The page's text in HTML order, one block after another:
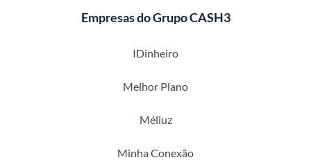
Empresas do Grupo CASH3
IDinheiro
Melhor Plano
Méliuz
Minha Conexão